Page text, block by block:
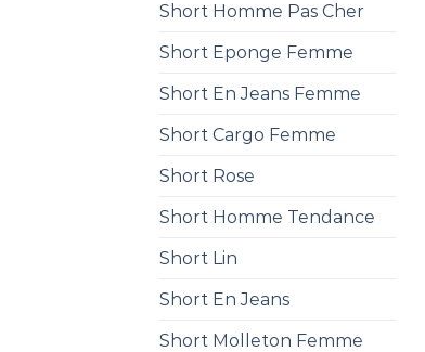
Short Homme Pas Cher
Short Eponge Femme
Short En Jeans Femme
Short Cargo Femme
Short Rose
Short Homme Tendance
Short Lin
Short En Jeans
Short Molleton Femme